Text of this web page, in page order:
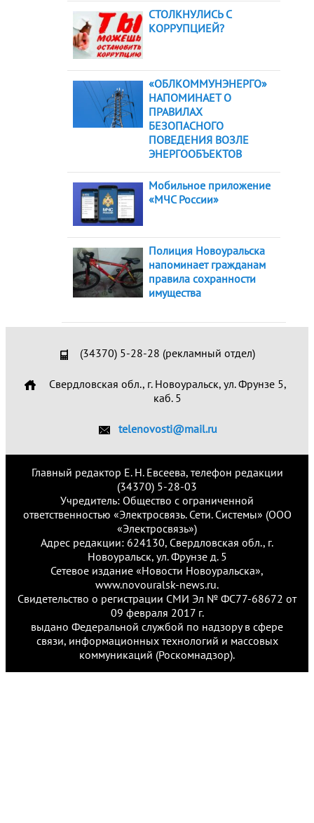
СТОЛКНУЛИСЬ С
КОРРУПЦИЕЙ?
«ОБЛКОММУНЭНЕРГО»
НАПОМИНАЕТ О
ПРАВИЛАХ
БЕЗОПАСНОГО
ПОВЕДЕНИЯ ВОЗЛЕ
ЭНЕРГООБЪЕКТОВ
Мобильное приложение
«МЧС России»
Полиция Новоуральска
напоминает гражданам
правила сохранности
имущества
(34370) 5-28-28 (рекламный отдел)
Свердловская обл., г. Новоуральск, ул. Фрунзе 5,
каб. 5
telenovosti@mail.ru
Главный редактор Е. Н. Евсеева, телефон редакции
(34370) 5-28-03
Учредитель: Общество с ограниченной
ответственностью «Электросвязь. Сети. Системы» (ООО
«Электросвязь»)
Адрес редакции: 624130, Свердловская обл., г.
Новоуральск, ул. Фрунзе д. 5
Сетевое издание «Новости Новоуральска»,
www.novouralsk-news.ru.
Свидетельство о регистрации СМИ Эл № ФС77-68672 от
09 февраля 2017 г.
выдано Федеральной службой по надзору в сфере
связи, информационных технологий и массовых
коммуникаций (Роскомнадзор).